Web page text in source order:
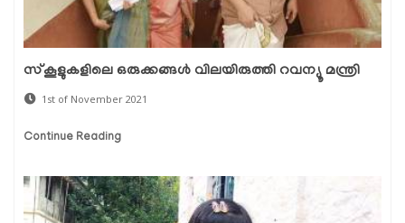
സ്കൂളുകളിലെ ഒരുക്കങ്ങൾ വിലയിരുത്തി റവന്യൂ മന്ത്രി
1st of November 2021
Continue Reading